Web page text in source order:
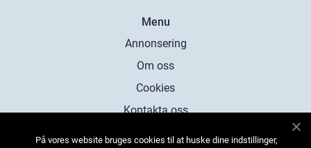
Menu
Annonsering
Om oss
Cookies
Kontakta oss
På vores website bruges cookies til at huske dine indstillinger,